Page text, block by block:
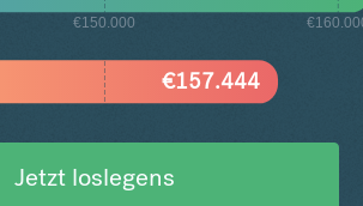
€150.000
€157.444
Jetzt loslegens